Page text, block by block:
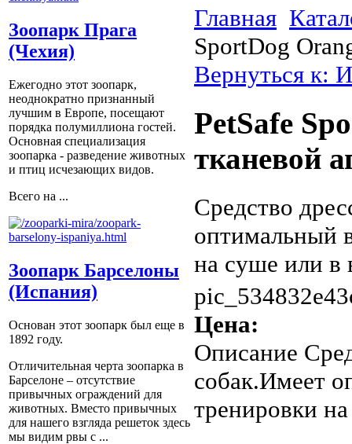
Зоопарк Прага
(Чехия)
Ежегодно этот зоопарк,
неоднократно признанный
лучшим в Европе, посещают
порядка полумиллиона гостей.
Основная специализация
зоопарка - разведение животных
и птиц исчезающих видов.
Всего на ...
Зоопарк Барселоны
(Испания)
Основан этот зоопарк был еще в
1892 году.
Отличительная черта зоопарка в
Барселоне – отсутствие
привычных ограждений для
животных. Вместо привычных
для нашего взгляда решеток здесь
мы видим рвы с ...
Главная
SportDog
Вернуться к:
PetSafe
тканевой
Средство
оптимальный
на суше или в
Цена:
Описание
собак.Имеет
тренировки